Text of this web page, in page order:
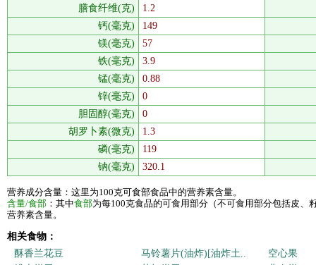
膳食纤维(克)
1.2
钙(毫克)
149
镁(毫克)
57
铁(毫克)
3.9
锰(毫克)
0.88
锌(毫克)
0
胆固醇(毫克)
0
胡罗卜素(微克)
1.3
磷(毫克)
119
钠(毫克)
320.1
营养成分含量：这里为100克可食部食品中的营养素含量。
含量/食部 ：其中食部为每100克食品的可食用部分（不可食用部分包括皮、
营养素含量。
相关食物：
酥香兰花豆
马铃薯片(油炸)[油炸土..
空心果